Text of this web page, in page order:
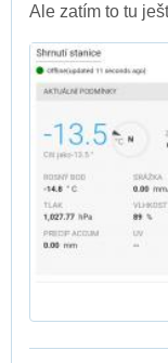
Ale zatím to tu